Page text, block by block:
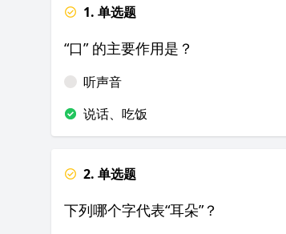
1. 单选题
“口” 的主要作用是？
听声音
说话、吃饭
2. 单选题
下列哪个字代表“耳朵”？